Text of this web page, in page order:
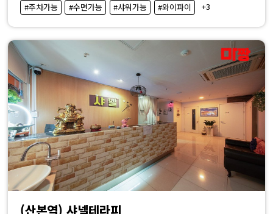
#주차가능 #수면가능 #샤워가능 #와이파이 +3
(산본역) 샤넬테라피